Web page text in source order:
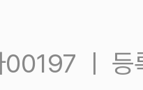
00197 ㅣ